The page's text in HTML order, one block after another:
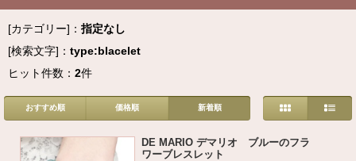
[カテゴリー]： 指定なし
[検索文字]： type:blacelet
ヒット件数： 2件
おすすめ順 価格順 新着順
DE MARIO デマリオ ブルーのフラ
ワーブレスレット